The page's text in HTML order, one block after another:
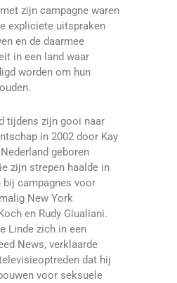
zijn campagne waren
expliciete uitspraken
en de daarmee
in een land waar
worden om hun
tijdens zijn gooi naar
in 2002 door Kay
geboren
zijn strepen haalde in
bij campagnes voor
New York
en Rudy Giualiani.
Linde zich in een
News, verklaarde
dat hij
voor seksuele